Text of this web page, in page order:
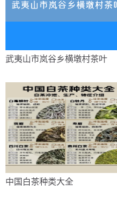
武夷山市岚谷乡横墩村茶叶
中国白茶种类大全